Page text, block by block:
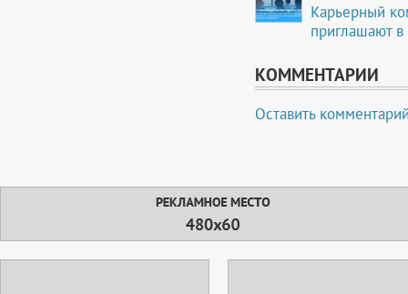
Карьерный
приглашают
КОММЕНТАРИИ
Оставить